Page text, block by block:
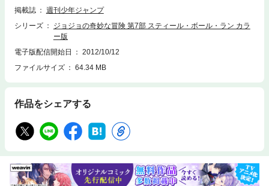
掲載誌
週刊少年ジャンプ
シリーズ
ジョジョの奇妙な冒険 第7部 スティール・ボール・ラン カラ
ー版
電子版配信開始日
2012/10/12
ファイルサイズ
64.34 MB
作品をシェアする